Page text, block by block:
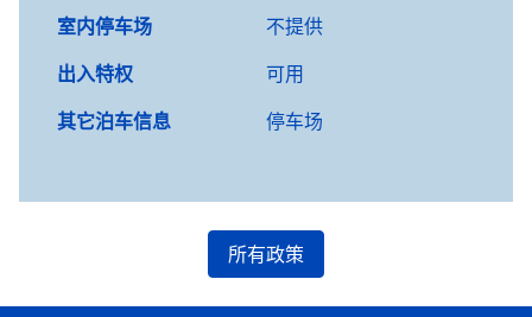
室内停车场
不提供
出入特权
可用
其它泊车信息
停车场
所有政策